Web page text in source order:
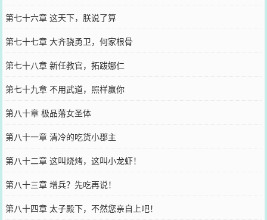
第七十六章 这天下，朕说了算
第七十七章 大齐骁勇卫，何家根骨
第七十八章 新任教官，拓跋娜仁
第七十九章 不用武道，照样赢你
第八十章 极品藩女圣体
第八十一章 清冷的吃货小郡主
第八十二章 这叫烧烤，这叫小龙虾！
第八十三章 增兵？先吃再说！
第八十四章 太子殿下，不然您亲自上吧！